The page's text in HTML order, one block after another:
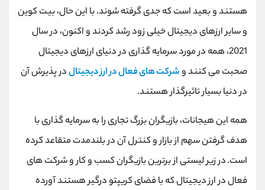
هستند و بعید است که جدی گرفته شوند. با این حال، بیت کوین
و سایر ارزهای دیجیتال خیلی زود رشد کردند و اکنون، در سال
2021، همه در مورد سرمایه گذاری در دنیای ارزهای دیجیتال
صحبت می کنند وشرکت های فعال در ارز دیجیتالدر پذیرش آن
در دنیا بسیار تاثیرگذار هستند.
همه این هیجانات، بازیگران بزرگ تجاری را به سرمایه گذاری با
هدف گرفتن سهم از بازار و کنترل آن در بلندمدت متقاعد کرده
است.در زیر لیستی از برترین بازیگران کسب و کار و شرکت های
فعال در ارز دیجیتال که با فضای کریپتو درگیر هستند آورده